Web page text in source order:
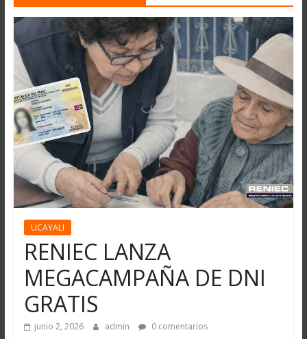
UCAYALI
RENIEC LANZA
MEGACAMPAÑA DE DNI
GRATIS
junio 2, 2026 admin 0 comentarios